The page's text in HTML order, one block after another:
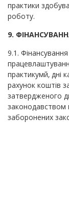
практики
роботу.
9.
9.1.
практикумй, дні
рахунок коштів
затвердженого
законодавством
заборонених